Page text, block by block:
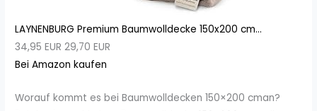
LAYNENBURG Premium Baumwolldecke 150x200 cm...
34,95 EUR 29,70 EUR
Bei Amazon kaufen
Worauf kommt es bei Baumwolldecken 150×200 cman?